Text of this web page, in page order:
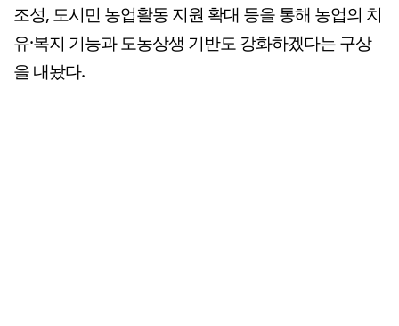
조성, 도시민 농업활동 지원 확대 등을 통해 농업의 치
유·복지 기능과 도농상생 기반도 강화하겠다는 구상
을 내놨다.